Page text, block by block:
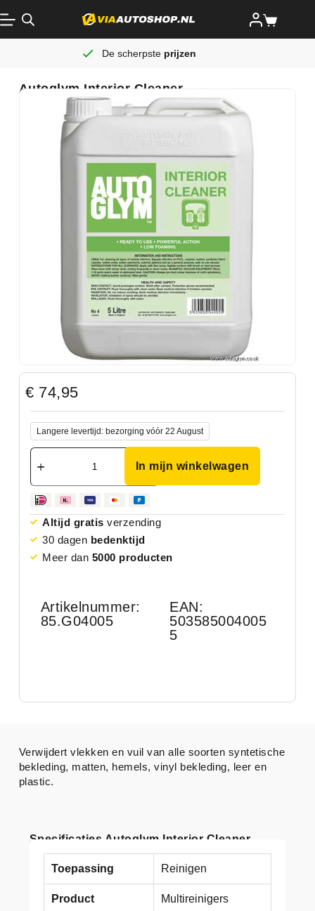
De scherpste prijzen
Autoglym Interior Cleaner
€ 74,95
Langere levertijd: bezorging vóór 22 August
In mijn winkelwagen
Altijd gratis verzending
30 dagen bedenktijd
Meer dan 5000 producten
Artikelnummer:
85.G04005
EAN:
503585004005
5
Specificaties Autoglym Interior Cleaner
Toepassing Reinigen
Product Multireinigers
Verwijdert vlekken en vuil van alle soorten syntetische
bekleding, matten, hemels, vinyl bekleding, leer en
plastic.